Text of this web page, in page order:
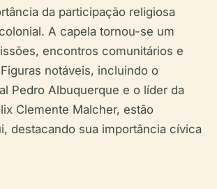
da participação religiosa
A capela tornou-se um
encontros comunitários e
notáveis, incluindo o
Pedro Albuquerque e o líder da
Clemente Malcher, estão
destacando sua importância cívica